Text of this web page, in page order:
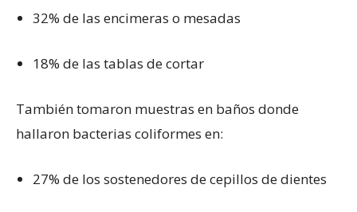
32% de las encimeras o mesadas
18% de las tablas de cortar
También tomaron muestras en baños donde
hallaron bacterias coliformes en:
27% de los sostenedores de cepillos de dientes